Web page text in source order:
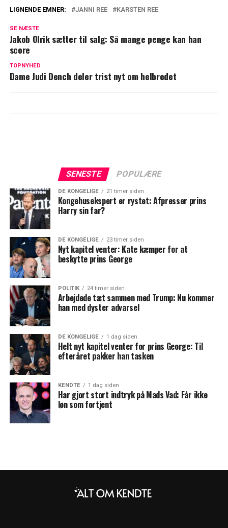
Nye detaljer: Janni sætter ord på sagen
LIGNENDE EMNER: JANNI REE KARSTEN REE
SE NÆSTE
Jakob Olrik sætter til salg: Så mange penge kan han
score
TOPNYHED
Dame Judi Dench deler trist nyt om helbredet
SENESTE POPULÆRE
DE KONGELIGE 21 timer siden
Kongehusekspert er rystet: Afpresser prins
Harry sin far?
DE KONGELIGE 23 timer siden
Nyt kapitel venter: Kate kæmper for at
beskytte prins George
POLITIK 24 timer siden
Arbejdede tæt sammen med Trump: Nu kommer
han med dyster advarsel
DE KONGELIGE 1 dag siden
Helt nyt kapitel venter for prins George: Til
efteråret pakker han tasken
KENDTE 1 dag siden
Har gjort stort indtryk på Mads Vad: Får ikke
løn som fortjent